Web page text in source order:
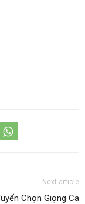
Next article
Chọn Giọng Ca